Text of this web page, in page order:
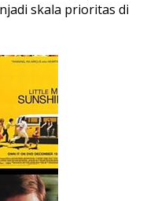
skala prioritas di